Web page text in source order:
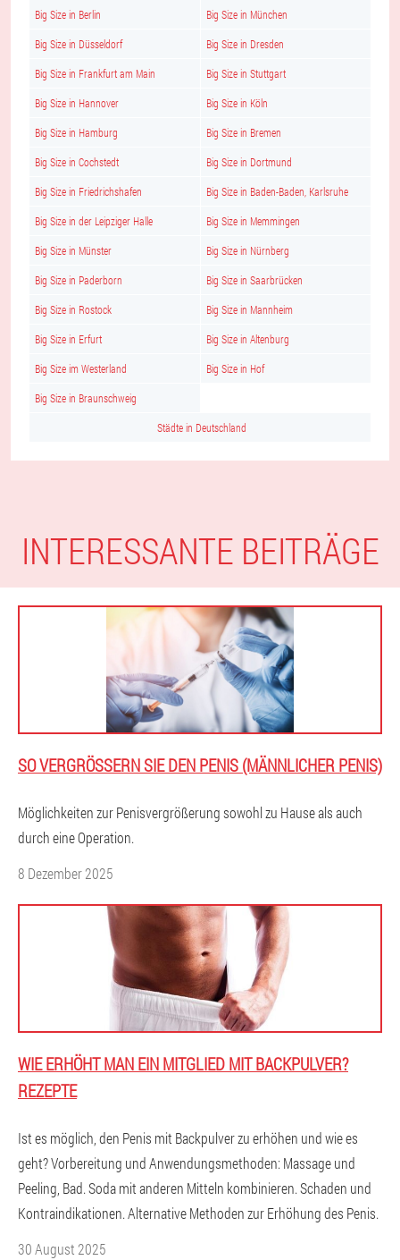
Big Size in Berlin Big Size in München
Big Size in Düsseldorf Big Size in Dresden
Big Size in Frankfurt am Main Big Size in Stuttgart
Big Size in Hannover Big Size in Köln
Big Size in Hamburg Big Size in Bremen
Big Size in Cochstedt Big Size in Dortmund
Big Size in Friedrichshafen Big Size in Baden-Baden, Karlsruhe
Big Size in der Leipziger Halle Big Size in Memmingen
Big Size in Münster Big Size in Nürnberg
Big Size in Paderborn Big Size in Saarbrücken
Big Size in Rostock Big Size in Mannheim
Big Size in Erfurt Big Size in Altenburg
Big Size im Westerland Big Size in Hof
Big Size in Braunschweig
Städte in Deutschland
INTERESSANTE BEITRÄGE
SO VERGRÖSSERN SIE DEN PENIS (MÄNNLICHER PENIS)
Möglichkeiten zur Penisvergrößerung sowohl zu Hause als auch
durch eine Operation.
8 Dezember 2025
WIE ERHÖHT MAN EIN MITGLIED MIT BACKPULVER?
REZEPTE
Ist es möglich, den Penis mit Backpulver zu erhöhen und wie es
geht? Vorbereitung und Anwendungsmethoden: Massage und
Peeling, Bad. Soda mit anderen Mitteln kombinieren. Schaden und
Kontraindikationen. Alternative Methoden zur Erhöhung des Penis.
30 August 2025